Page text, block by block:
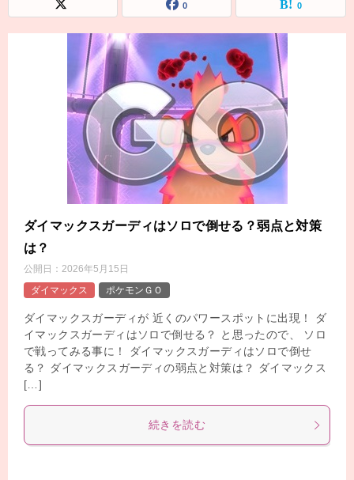
0 0
ダイマックスガーディはソロで倒せる？弱点と対策
は？
公開日： 2026年5月15日
ダイマックス
ポケモンＧＯ
ダイマックスガーディが 近くのパワースポットに出現！ ダ
イマックスガーディはソロで倒せる？ と思ったので、 ソロ
で戦ってみる事に！ ダイマックスガーディはソロで倒せ
る？ ダイマックスガーディの弱点と対策は？ ダイマックス
[…]
続きを読む